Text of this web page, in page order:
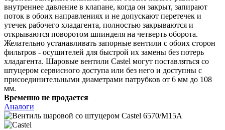
внутреннее давление в клапане, когда он закрыт, запирают
поток в обоих направлениях и не допускают перетечек и
утечек рабочего хладагента, полностью закрываются и
открываются поворотом шпинделя на четверть оборота.
Желательно устанавливать запорные вентили с обоих сторон
фильтров - осушителей для быстрой их замены без потерь
хладагента. Шаровые вентили Castel могут поставляться со
штуцером сервисного доступа или без него и доступны с
присоединительными диаметрами патрубков от 6 мм до 108
мм.
Временно не продается
Аналоги